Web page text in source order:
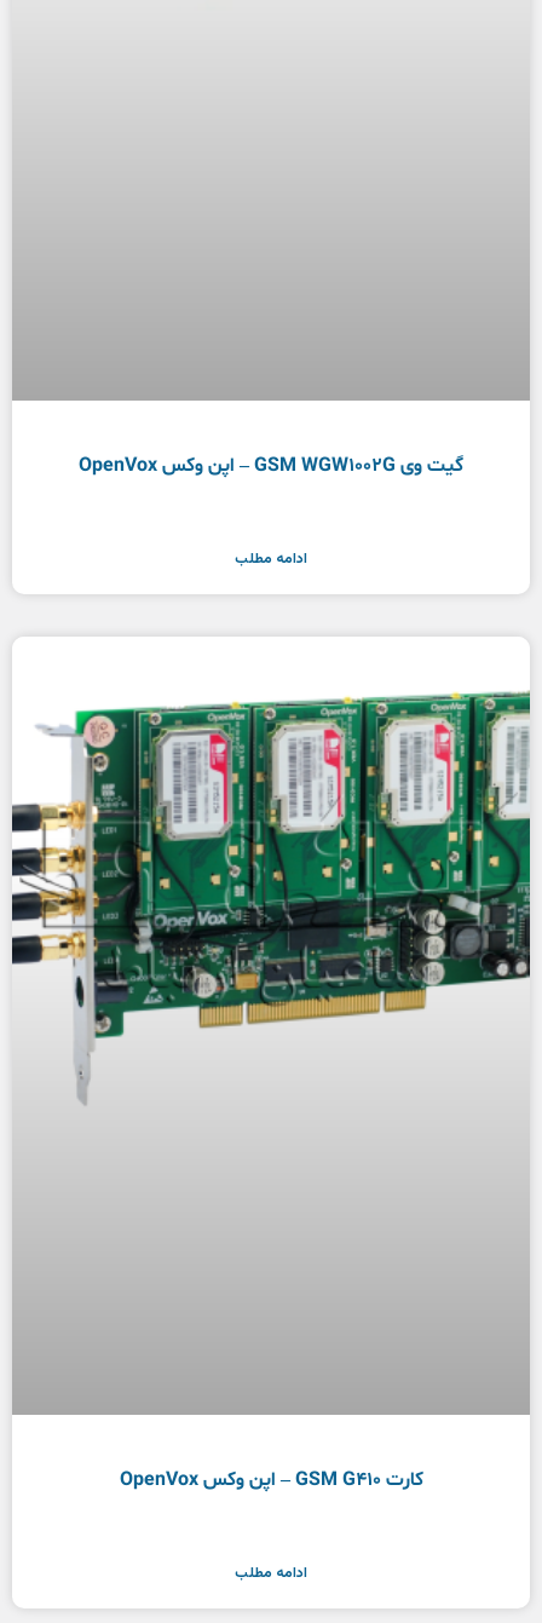
گیت وی GSM WGW1002G – اپن وکس OpenVox
ادامه مطلب
کارت GSM G410 – اپن وکس OpenVox
ادامه مطلب